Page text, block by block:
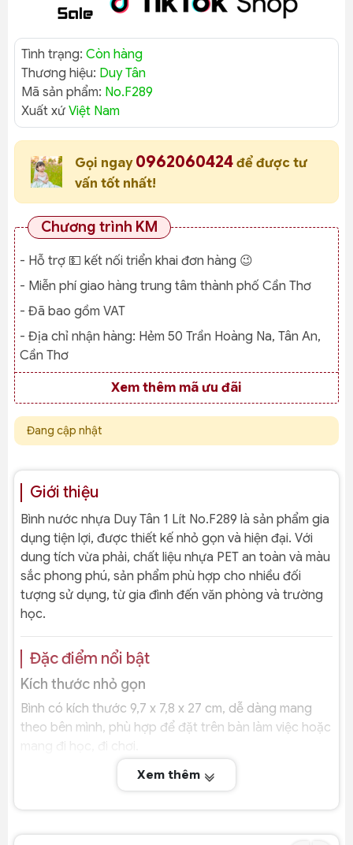
Tình trạng: Còn hàng
Thương hiệu: Duy Tân
Mã sản phẩm: No.F289
Xuất xứ Việt Nam
Gọi ngay 0962060424 để được tư
vấn tốt nhất!
Chương trình KM
- Hỗ trợ 💵 kết nối triển khai đơn hàng 😉
- Miễn phí giao hàng trung tâm thành phố Cần Thơ
- Đã bao gồm VAT
- Địa chỉ nhận hàng: Hẻm 50 Trần Hoàng Na, Tân An,
Cần Thơ
Xem thêm mã ưu đãi
Đang cập nhật
Giới thiệu
Bình nước nhựa Duy Tân 1 Lít No.F289 là sản phẩm gia
dụng tiện lợi, được thiết kế nhỏ gọn và hiện đại. Với
dung tích vừa phải, chất liệu nhựa PET an toàn và màu
sắc phong phú, sản phẩm phù hợp cho nhiều đối
tượng sử dụng, từ gia đình đến văn phòng và trường
học.
Đặc điểm nổi bật
Kích thước nhỏ gọn
Bình có kích thước 9,7 x 7,8 x 27 cm, dễ dàng mang
theo bên mình, phù hợp để đặt trên bàn làm việc hoặc
Dung tích vừa phải
nước giải khát.
Xem thêm